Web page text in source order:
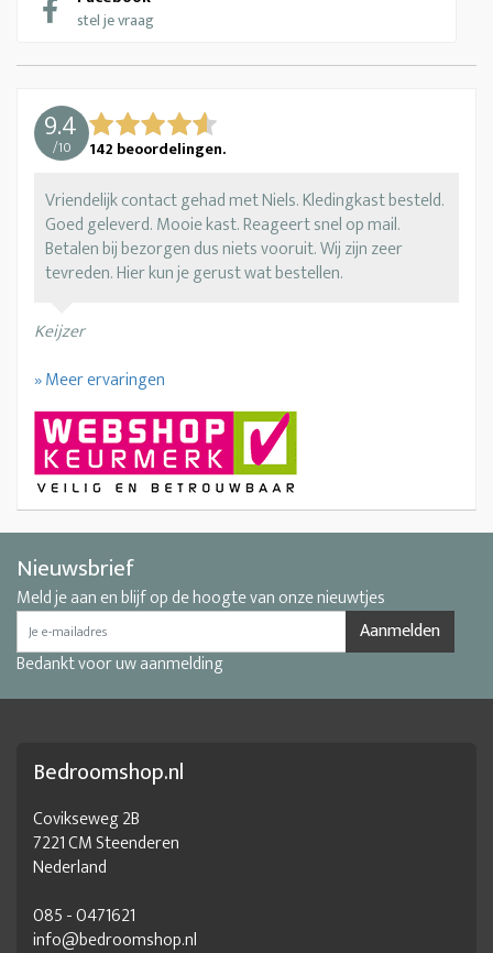
stel je vraag
9.4
/10 142 beoordelingen.
Vriendelijk contact gehad met Niels. Kledingkast besteld.
Goed geleverd. Mooie kast. Reageert snel op mail.
Betalen bij bezorgen dus niets vooruit. Wij zijn zeer
tevreden. Hier kun je gerust wat bestellen.
Keijzer
» Meer ervaringen
Nieuwsbrief
Meld je aan en blijf op de hoogte van onze nieuwtjes
Aanmelden
Bedankt voor uw aanmelding
Bedroomshop.nl
Covikseweg 2B
7221 CM Steenderen
Nederland
085 - 0471621
info@bedroomshop.nl